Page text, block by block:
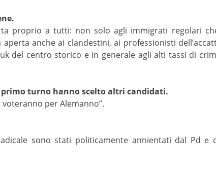
proprio a tutti: non solo agli immigrati regolari
anche ai clandestini, ai professionisti
del centro storico e in generale agli alti tassi di
turno hanno scelto altri candidati.
per Alemanno”.
sono stati politicamente annientati dal Pd e